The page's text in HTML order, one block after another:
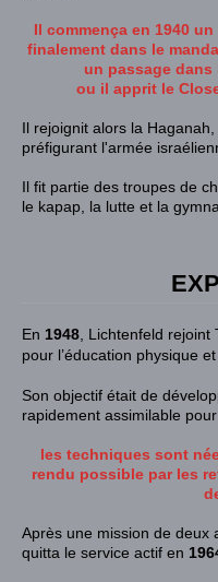
Il commença en 1940 un
finalement dans le
un passage
ou il apprit le
Il rejoignit alors la Haganah
préfigurant l'armée
Il fit partie des troupes de
le kapap , la lutte et la
En 1948 , Lichtenfeld rejoint
pour l’éducation physique et
Son objectif était de
rapidement assimilable
les techniques sont
rendu possible par les
Après une mission de deux
quitta le service actif en